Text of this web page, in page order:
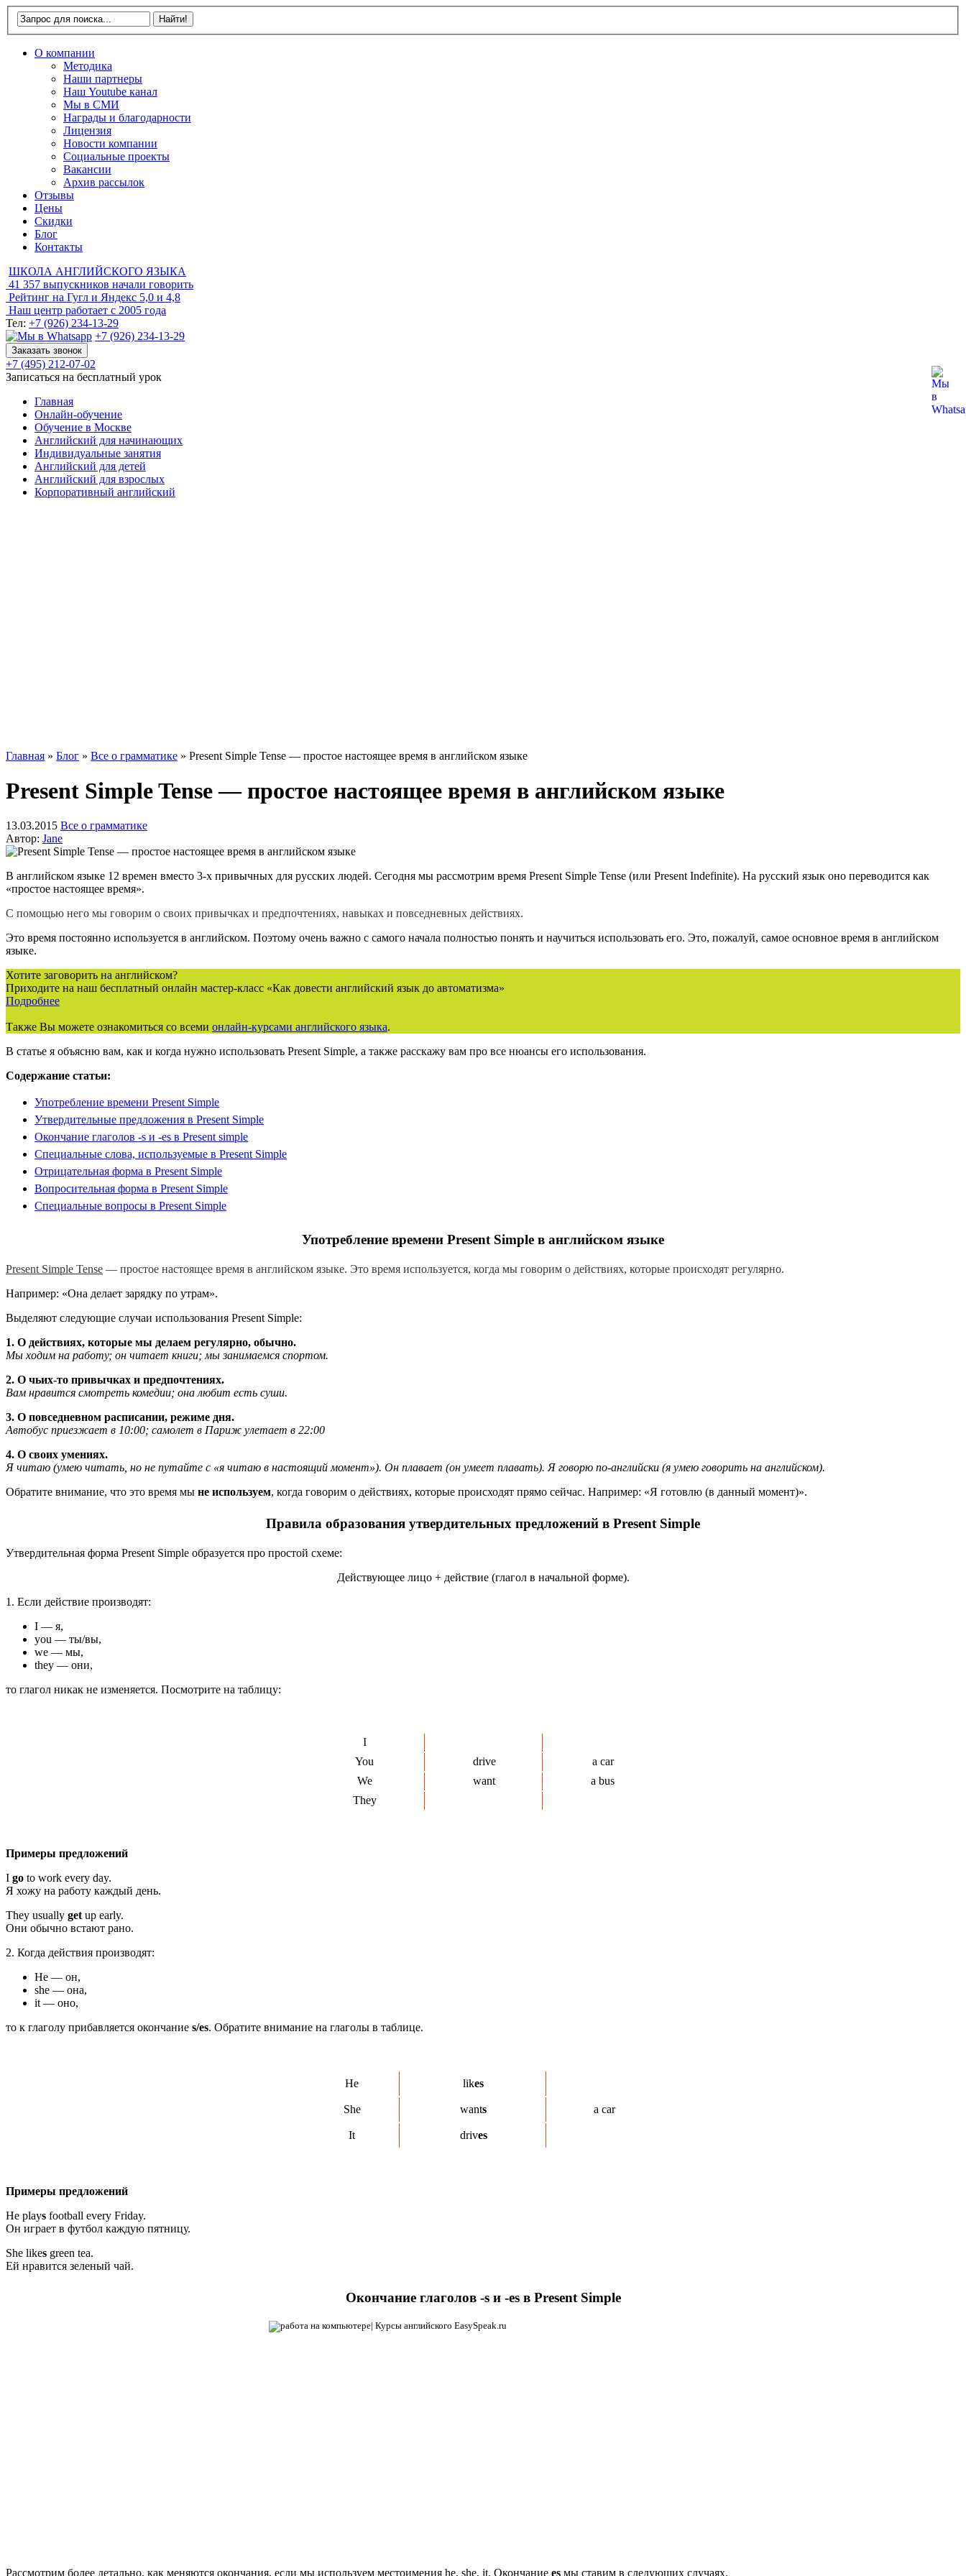
О компании
Методика
Наши партнеры
Наш Youtube канал
Мы в СМИ
Награды и благодарности
Лицензия
Новости компании
Социальные проекты
Вакансии
Архив рассылок
Отзывы
Цены
Скидки
Блог
Контакты
ШКОЛА АНГЛИЙСКОГО ЯЗЫКА
41 357 выпускников начали говорить
Рейтинг на Гугл и Яндекс 5,0 и 4,8
Наш центр работает с 2005 года
Тел: +7 (926) 234-13-29
+7 (926) 234-13-29
Заказать звонок
+7 (495) 212-07-02
Записаться на бесплатный урок
Главная
Онлайн-обучение
Обучение в Москве
Английский для начинающих
Индивидуальные занятия
Английский для детей
Английский для взрослых
Корпоративный английский
Главная » Блог » Все о грамматике » Present Simple Tense — простое настоящее время в английском языке
Present Simple Tense — простое настоящее время в английском языке
13.03.2015 Все о грамматике
Автор: Jane
В английском языке 12 времен вместо 3-х привычных для русских людей. Сегодня мы рассмотрим время Present Simple Tense (или Present Indefinite). На русский язык оно переводится как
«простое настоящее время».
С помощью него мы говорим о своих привычках и предпочтениях, навыках и повседневных действиях.
Это время постоянно используется в английском. Поэтому очень важно с самого начала полностью понять и научиться использовать его. Это, пожалуй, самое основное время в английском
языке.
Хотите заговорить на английском?
Приходите на наш бесплатный онлайн мастер-класс «Как довести английский язык до автоматизма»
Подробнее
Также Вы можете ознакомиться со всеми онлайн-курсами английского языка.
В статье я объясню вам, как и когда нужно использовать Present Simple, а также расскажу вам про все нюансы его использования.
Содержание статьи:
Употребление времени Present Simple
Утвердительные предложения в Present Simple
Окончание глаголов -s и -es в Present simple
Специальные слова, используемые в Present Simple
Отрицательная форма в Present Simple
Вопросительная форма в Present Simple
Специальные вопросы в Present Simple
Употребление времени Present Simple в английском языке
Present Simple Tense — простое настоящее время в английском языке. Это время используется, когда мы говорим о действиях, которые происходят регулярно.
Например: «Она делает зарядку по утрам».
Выделяют следующие случаи использования Present Simple:
1. О действиях, которые мы делаем регулярно, обычно.
Мы ходим на работу; он читает книги; мы занимаемся спортом.
2. О чьих-то привычках и предпочтениях.
Вам нравится смотреть комедии; она любит есть суши.
3. О повседневном расписании, режиме дня.
Автобус приезжает в 10:00; самолет в Париж улетает в 22:00
4. О своих умениях.
Я читаю (умею читать, но не путайте с «я читаю в настоящий момент»). Он плавает (он умеет плавать). Я говорю по-английски (я умею говорить на английском).
Обратите внимание, что это время мы не используем, когда говорим о действиях, которые происходят прямо сейчас. Например: «Я готовлю (в данный момент)».
Правила образования утвердительных предложений в Present Simple
Утвердительная форма Present Simple образуется про простой схеме:
Действующее лицо + действие (глагол в начальной форме).
1. Если действие производят:
I — я,
you — ты/вы,
we — мы,
they — они,
то глагол никак не изменяется. Посмотрите на таблицу:
I
You
drive
a car
We
want
a bus
They
Примеры предложений
I go to work every day.
Я хожу на работу каждый день.
They usually get up early.
Они обычно встают рано.
2. Когда действия производят:
He — он,
she — она,
it — оно,
то к глаголу прибавляется окончание s/es. Обратите внимание на глаголы в таблице.
He likes
She wants a car
It drives
Примеры предложений
He plays football every Friday.
Он играет в футбол каждую пятницу.
She likes green tea.
Ей нравится зеленый чай.
Окончание глаголов -s и -es в Present Simple
Рассмотрим более детально, как меняются окончания, если мы используем местоимения he, she, it. Окончание es мы ставим в следующих случаях.